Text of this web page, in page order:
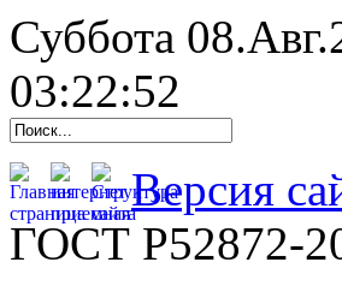
Суббота
03:22:53
Версия
ГОСТ Р52872-